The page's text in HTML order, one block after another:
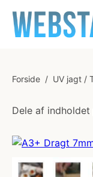
Forside / UV jagt /
Dele af